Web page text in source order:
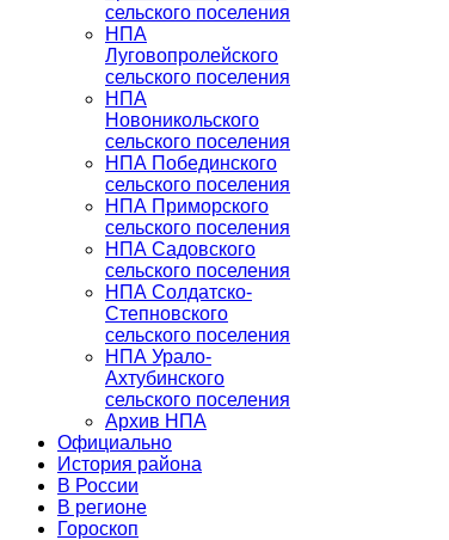
сельского поселения
НПА
Луговопролейского
сельского поселения
НПА
Новоникольского
сельского поселения
НПА Побединского
сельского поселения
НПА Приморского
сельского поселения
НПА Садовского
сельского поселения
НПА Солдатско-
Степновского
сельского поселения
НПА Урало-
Ахтубинского
сельского поселения
Архив НПА
Официально
История района
В России
В регионе
Гороскоп